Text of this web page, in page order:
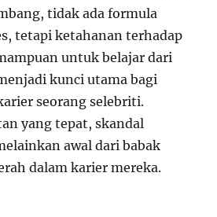
tidak ada formula
tetapi ketahanan terhadap
untuk belajar dari
kunci utama bagi
seorang selebriti.
yang tepat, skandal
awal dari babak
dalam karier mereka.